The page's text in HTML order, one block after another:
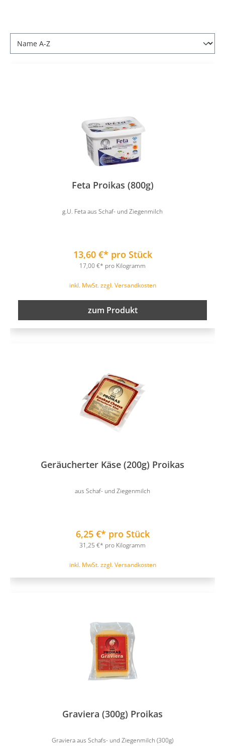
Feta Proikas (800g)
g.U. Feta aus Schaf- und Ziegenmilch
13,60 €* pro Stück
17,00 €* pro Kilogramm
inkl. MwSt. zzgl. Versandkosten
zum Produkt
Geräucherter Käse (200g) Proikas
aus Schaf- und Ziegenmilch
6,25 €* pro Stück
31,25 €* pro Kilogramm
inkl. MwSt. zzgl. Versandkosten
Graviera (300g) Proikas
Graviera aus Schafs- und Ziegenmilch (300g)